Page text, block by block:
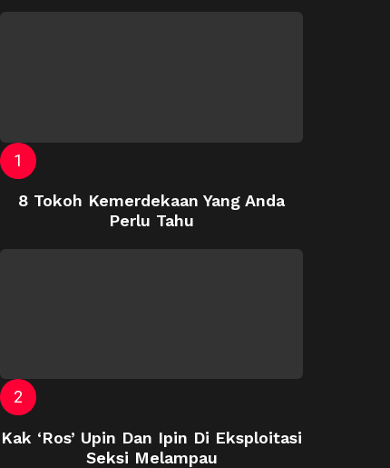
8 Tokoh Kemerdekaan Yang Anda
Perlu Tahu
Kak ‘Ros’ Upin Dan Ipin Di Eksploitasi
Seksi Melampau